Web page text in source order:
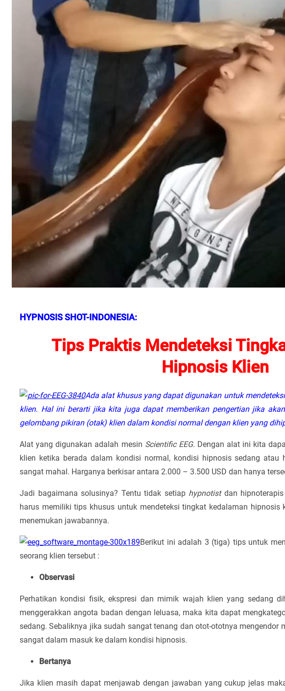
HYPNOSIS SHOT-INDONESIA:
Tips Praktis Mendeteksi
Hipnosis Klien
Ada alat khusus yang dapat digunakan untuk
klien. Hal ini berarti jika kita juga dapat memberikan pengertian jika
gelombang pikiran (otak) klien dalam kondisi normal dengan klien yang
Alat yang digunakan adalah mesin Scientific EEG. Dengan alat ini kita
klien ketika berada dalam kondisi normal, kondisi hipnosis sedang atau
sangat mahal. Harganya berkisar antara 2.000 – 3.500 USD dan hanya
Jadi bagaimana solusinya? Tentu tidak setiap hypnotistdan
harus memiliki tips khusus untuk mendeteksi tingkat kedalaman hipnosis
menemukan jawabannya.
Berikut ini adalah 3 (tiga) tips untuk
seorang klien tersebut :
Observasi
Perhatikan kondisi fisik, ekspresi dan mimik wajah klien yang sedang
menggerakkan angota badan dengan leluasa, maka kita dapat
sedang. Sebaliknya jika sudah sangat tenang dan otot-ototnya mengendor
sangat dalam masuk ke dalam kondisi hipnosis.
Bertanya
Jika klien masih dapat menjawab dengan jawaban yang cukup jelas